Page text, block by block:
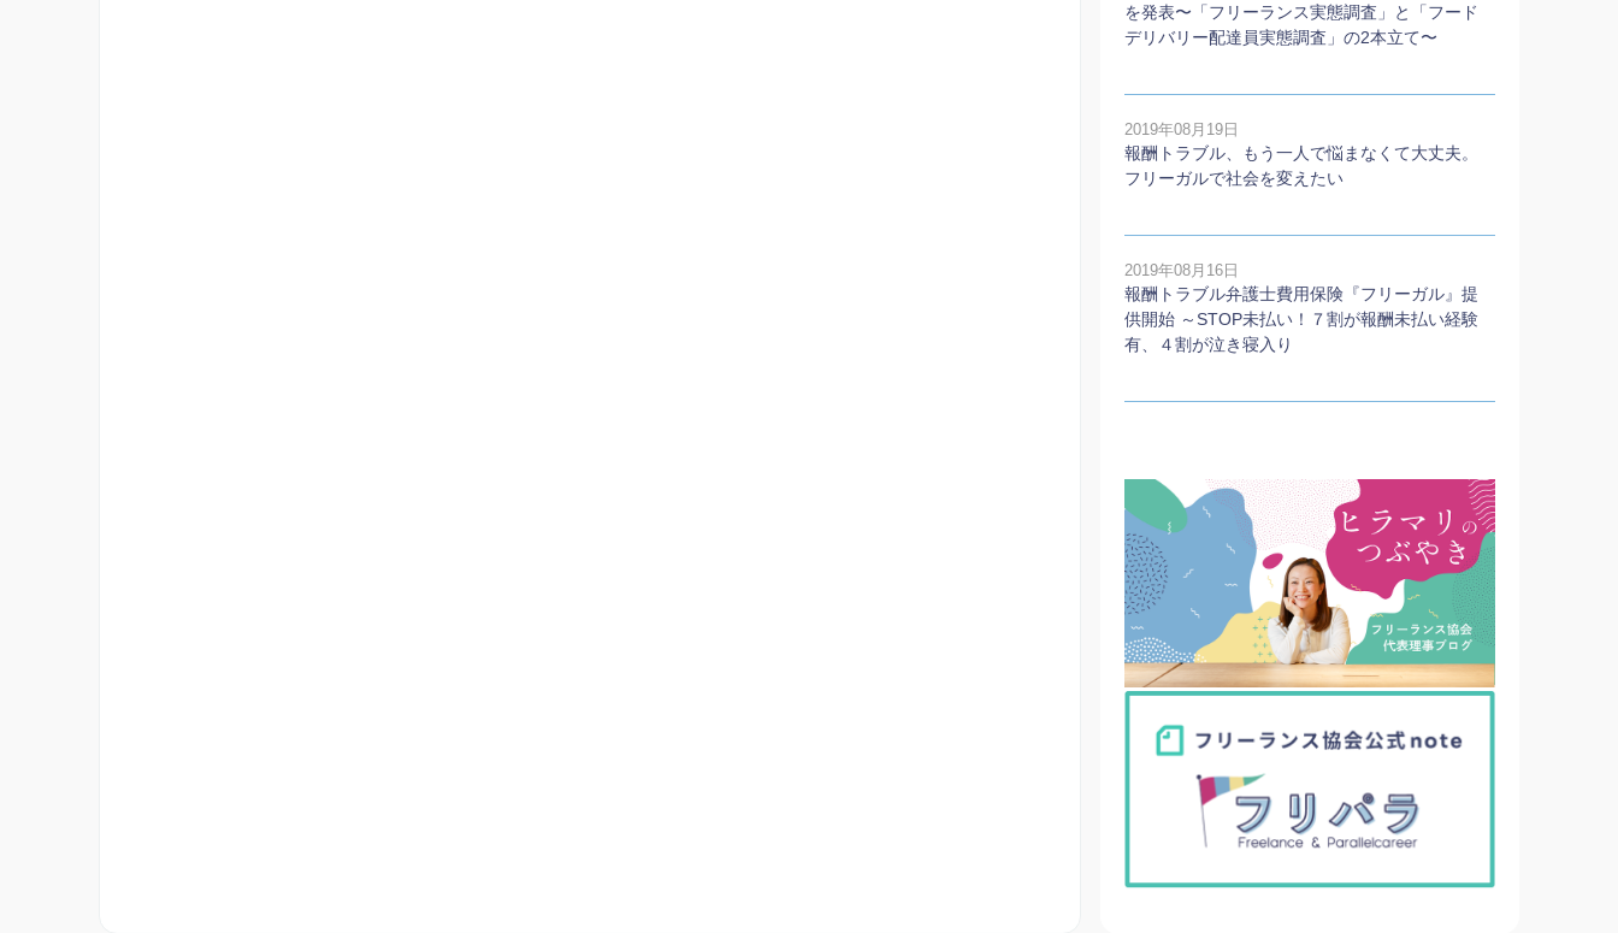
を発表〜「フリーランス実態調査」と「フード
デリバリー配達員実態調査」の2本⽴て〜
2019年08月19日
報酬トラブル、もう一人で悩まなくて大丈夫。
フリーガルで社会を変えたい
2019年08月16日
報酬トラブル弁護士費用保険『フリーガル』提
供開始 ～STOP未払い！７割が報酬未払い経験
有、４割が泣き寝入り